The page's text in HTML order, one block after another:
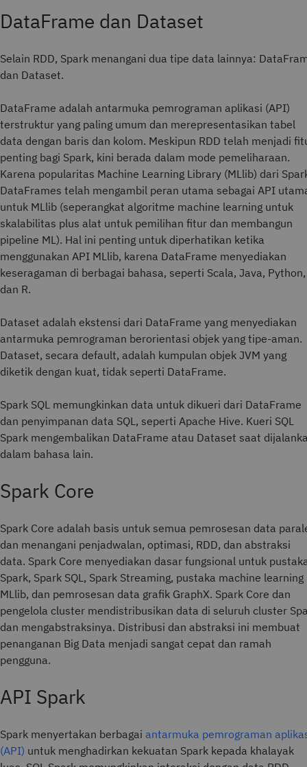
DataFrame dan Dataset
Selain RDD, Spark menangani dua tipe data lainnya:
dan Dataset.
DataFrame adalah antarmuka pemrograman aplikasi (API)
terstruktur yang paling umum dan merepresentasikan tabel
data dengan baris dan kolom. Meskipun RDD telah menjadi
penting bagi Spark, kini berada dalam mode pemeliharaan.
Karena popularitas Machine Learning Library (MLlib) dari
DataFrames telah mengambil peran utama sebagai API
untuk MLlib (seperangkat algoritme machine learning untuk
skalabilitas plus alat untuk pemilihan fitur dan membangun
pipeline ML). Hal ini penting untuk diperhatikan ketika
menggunakan API MLlib, karena DataFrame menyediakan
keseragaman di berbagai bahasa, seperti Scala, Java, Python,
dan R.
Dataset adalah ekstensi dari DataFrame yang menyediakan
antarmuka pemrograman berorientasi objek yang tipe-aman.
Dataset, secara default, adalah kumpulan objek JVM yang
diketik dengan kuat, tidak seperti DataFrame.
Spark SQL memungkinkan data untuk dikueri dari DataFrame
dan penyimpanan data SQL, seperti Apache Hive. Kueri SQL
Spark mengembalikan DataFrame atau Dataset saat
dalam bahasa lain.
Spark Core
Spark Core adalah basis untuk semua pemrosesan data
dan menangani penjadwalan, optimasi, RDD, dan abstraksi
data. Spark Core menyediakan dasar fungsional untuk
Spark, Spark SQL, Spark Streaming, pustaka machine learning
MLlib, dan pemrosesan data grafik GraphX. Spark Core dan
pengelola cluster mendistribusikan data di seluruh cluster
dan mengabstraksinya. Distribusi dan abstraksi ini membuat
penanganan Big Data menjadi sangat cepat dan ramah
pengguna.
API Spark
Spark menyertakan berbagai antarmuka pemrograman
(API) untuk menghadirkan kekuatan Spark kepada khalayak